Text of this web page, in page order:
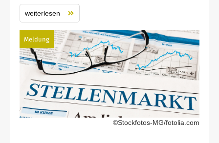
weiterlesen
Meldung
©Stockfotos-MG/fotolia.com